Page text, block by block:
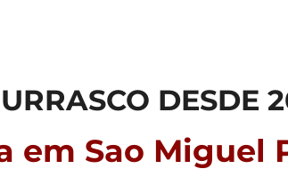
DESDE
em Sao Miguel